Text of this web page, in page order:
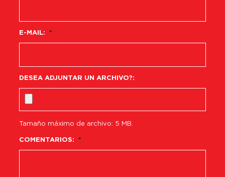
E-MAIL: *
DESEA ADJUNTAR UN ARCHIVO?:
Tamaño máximo de archivo: 5 MB.
COMENTARIOS: *